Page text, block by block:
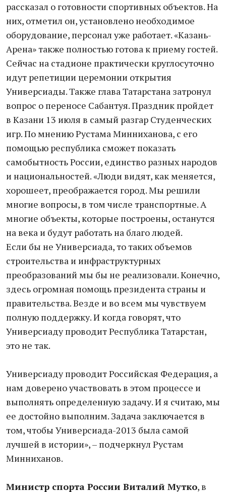
рассказал о готовности спортивных объектов. На
них, отметил он, установлено необходимое
оборудование, персонал уже работает. «Казань-
Арена» также полностью готова к приему гостей.
Сейчас на стадионе практически круглосуточно
идут репетиции церемонии открытия
Универсиады. Также глава Татарстана затронул
вопрос о переносе Сабантуя. Праздник пройдет
в Казани 13 июля в самый разгар Студенческих
игр. По мнению Рустама Минниханова, с его
помощью республика сможет показать
самобытность России, единство разных народов
и национальностей. «Люди видят, как меняется,
хорошеет, преображается город. Мы решили
многие вопросы, в том числе транспортные. А
многие объекты, которые построены, останутся
на века и будут работать на благо людей.
Если бы не Универсиада, то таких объемов
строительства и инфраструктурных
преобразований мы бы не реализовали. Конечно,
здесь огромная помощь президента страны и
правительства. Везде и во всем мы чувствуем
полную поддержку. И когда говорят, что
Универсиаду проводит Республика Татарстан,
это не так.
Универсиаду проводит Российская Федерация, а
нам доверено участвовать в этом процессе и
выполнять определенную задачу. И я считаю, мы
ее достойно выполним. Задача заключается в
том, чтобы Универсиада-2013 была самой
лучшей в истории», – подчеркнул Рустам
Минниханов.
Министр спорта России Виталий Мутко, в